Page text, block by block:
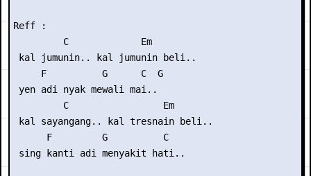
Reff :
         C             Em
kal jumunin.. kal jumunin beli..
     F          G      C  G
yen adi nyak mewali mai..
         C                 Em
kal sayangang.. kal tresnain beli..
      F         G          C
sing kanti adi menyakit hati..